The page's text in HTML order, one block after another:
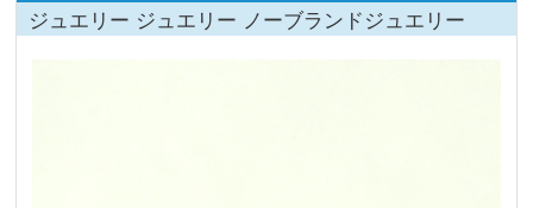
ジュエリー ジュエリー ノーブランドジュエリー